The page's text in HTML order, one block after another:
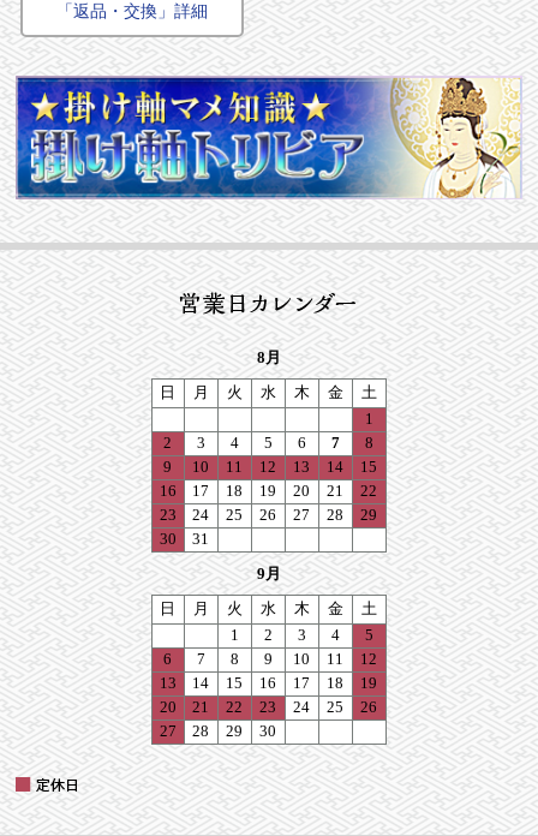
「返品・交換」詳細